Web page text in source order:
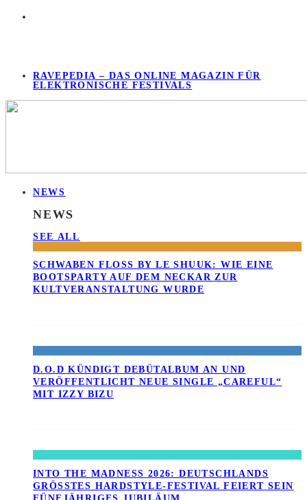
RAVEPEDIA – DAS ONLINE MAGAZIN FÜR
ELEKTRONISCHE FESTIVALS
NEWS
NEWS
SEE ALL
SCHWABEN FLOSS BY LE SHUUK: WIE EINE B
OOTSPARTY AUF DEM NECKAR ZUR K
ULTVERANSTALTUNG WURDE
D.O.D KÜNDIGT DEBÜTALBUM AN UND
VERÖFFENTLICHT NEUE SINGLE „CAREFUL“
MIT IZZY BIZU
INTO THE MADNESS 2026: DEUTSCHLANDS
GRÖSSTES HARDSTYLE-FESTIVAL FEIERT SEIN F